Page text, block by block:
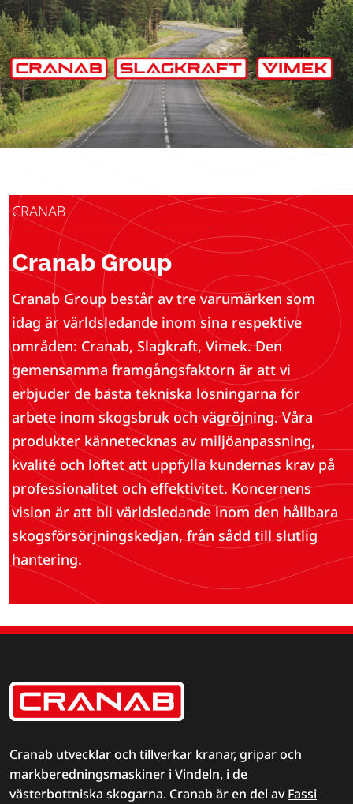
CRANAB
Cranab Group
Cranab Group består av tre varumärken som
idag är världsledande inom sina respektive
områden: Cranab, Slagkraft, Vimek. Den
gemensamma framgångsfaktorn är att vi
erbjuder de bästa tekniska lösningarna för
arbete inom skogsbruk och vägröjning. Våra
produkter kännetecknas av miljöanpassning,
kvalité och löftet att uppfylla kundernas krav på
professionalitet och effektivitet. Koncernens
vision är att bli världsledande inom den hållbara
skogsförsörjningskedjan, från sådd till slutlig
hantering.
Cranab utvecklar och tillverkar kranar, gripar och
markberedningsmaskiner i Vindeln, i de
västerbottniska skogarna. Cranab är en del avFassi